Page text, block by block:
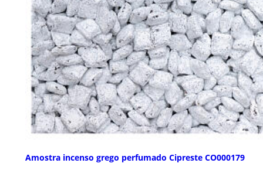
Amostra incenso grego perfumado Cipreste CO000179